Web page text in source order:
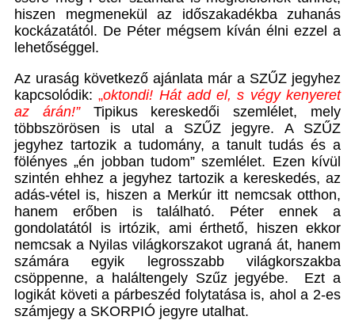
hiszen megmenekül az időszakadékba zuhanás
kockázatától. De Péter mégsem kíván élni ezzel a
lehetőséggel.
Az uraság következő ajánlata már a SZŰZ jegyhez
kapcsolódik:„oktondi! Hát add el, s végy kenyeret
az árán!”Tipikus kereskedői szemlélet, mely
többszörösen is utal a SZŰZ jegyre. A SZŰZ
jegyhez tartozik a tudomány, a tanult tudás és a
fölényes „én jobban tudom” szemlélet. Ezen kívül
szintén ehhez a jegyhez tartozik a kereskedés, az
adás-vétel is, hiszen a Merkúr itt nemcsak otthon,
hanem erőben is található. Péter ennek a
gondolatától is irtózik, ami érthető, hiszen ekkor
nemcsak a Nyilas világkorszakot ugraná át, hanem
számára egyik legrosszabb világkorszakba
csöppenne, a haláltengely Szűz jegyébe. Ezt a
logikát követi a párbeszéd folytatása is, ahol a 2-es
számjegy a SKORPIÓ jegyre utalhat.